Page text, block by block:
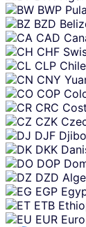
BWP Pula
BZD
CAD
CHF
CLP
CNY
COP
CRC
CZK
DJF
DKK
DOP
DZD
EGP
ETB
EUR Euro